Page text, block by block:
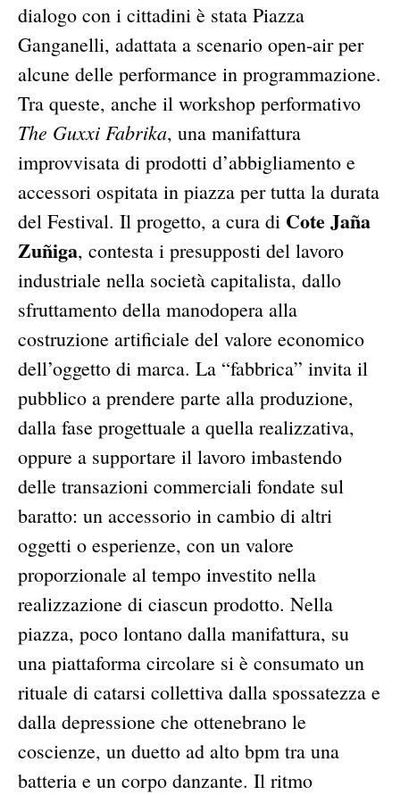
dialogo con i cittadini è stata Piazza
Ganganelli, adattata a scenario open-air per
alcune delle performance in programmazione.
Tra queste, anche il workshop performativo
The Guxxi Fabrika, una manifattura
improvvisata di prodotti d’abbigliamento e
accessori ospitata in piazza per tutta la durata
del Festival. Il progetto, a cura di Cote Jaña
Zuñiga, contesta i presupposti del lavoro
industriale nella società capitalista, dallo
sfruttamento della manodopera alla
costruzione artificiale del valore economico
dell’oggetto di marca. La “fabbrica” invita il
pubblico a prendere parte alla produzione,
dalla fase progettuale a quella realizzativa,
oppure a supportare il lavoro imbastendo
delle transazioni commerciali fondate sul
baratto: un accessorio in cambio di altri
oggetti o esperienze, con un valore
proporzionale al tempo investito nella
realizzazione di ciascun prodotto. Nella
piazza, poco lontano dalla manifattura, su
una piattaforma circolare si è consumato un
rituale di catarsi collettiva dalla spossatezza e
dalla depressione che ottenebrano le
coscienze, un duetto ad alto bpm tra una
batteria e un corpo danzante. Il ritmo